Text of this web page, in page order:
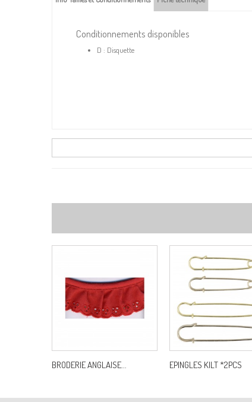
Conditionnements disponibles
D : Disquette
BRODERIE ANGLAISE... EPINGLES KILT *2PCS